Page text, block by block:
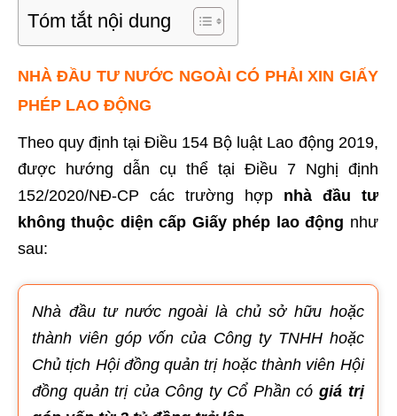
Tóm tắt nội dung
NHÀ ĐẦU TƯ NƯỚC NGOÀI CÓ PHẢI XIN GIẤY
PHÉP LAO ĐỘNG
Theo quy định tại Điều 154 Bộ luật Lao động 2019,
được hướng dẫn cụ thể tại Điều 7 Nghị định
152/2020/NĐ-CP các trường hợp nhà đầu tư
không thuộc diện cấp Giấy phép lao động như
sau:
Nhà đầu tư nước ngoài là chủ sở hữu hoặc
thành viên góp vốn của Công ty TNHH hoặc
Chủ tịch Hội đồng quản trị hoặc thành viên Hội
đồng quản trị của Công ty Cổ Phần cógiá trị